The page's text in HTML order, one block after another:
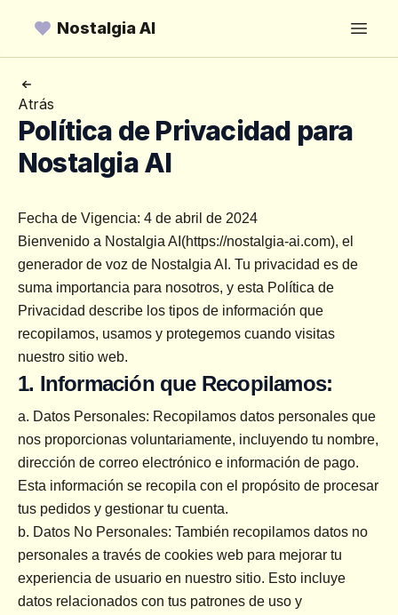
Nostalgia AI
Open
Atrás
Política de Privacidad para
Nostalgia AI
Fecha de Vigencia: 4 de abril de 2024
Bienvenido a Nostalgia AI(https://nostalgia-ai.com), el
generador de voz de Nostalgia AI. Tu privacidad es de
suma importancia para nosotros, y esta Política de
Privacidad describe los tipos de información que
recopilamos, usamos y protegemos cuando visitas
nuestro sitio web.
1. Información que Recopilamos:
a. Datos Personales: Recopilamos datos personales que
nos proporcionas voluntariamente, incluyendo tu nombre,
dirección de correo electrónico e información de pago.
Esta información se recopila con el propósito de procesar
tus pedidos y gestionar tu cuenta.
b. Datos No Personales: También recopilamos datos no
personales a través de cookies web para mejorar tu
experiencia de usuario en nuestro sitio. Esto incluye
datos relacionados con tus patrones de uso y